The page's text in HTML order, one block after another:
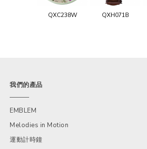
QXC238W QXH071B
我們的產品
EMBLEM
Melodies in Motion
運動計時鐘